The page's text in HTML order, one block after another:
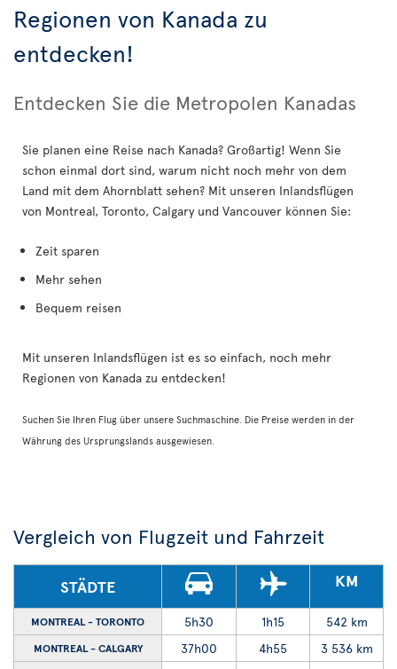
Regionen von Kanada zu
entdecken!
Entdecken Sie die Metropolen Kanadas
Sie planen eine Reise nach Kanada? Großartig! Wenn Sie
schon einmal dort sind, warum nicht noch mehr von dem
Land mit dem Ahornblatt sehen? Mit unseren Inlandsflügen
von Montreal, Toronto, Calgary und Vancouver können Sie:
Zeit sparen
Mehr sehen
Bequem reisen
Mit unseren Inlandsflügen ist es so einfach, noch mehr
Regionen von Kanada zu entdecken!
Suchen Sie Ihren Flug über unsere Suchmaschine. Die Preise werden in der
Währung des Ursprungslands ausgewiesen.
Vergleich von Flugzeit und Fahrzeit
STÄDTE KM
MONTREAL - TORONTO 5h30 1h15 542 km
MONTREAL - CALGARY 37h00 4h55 3 536 km